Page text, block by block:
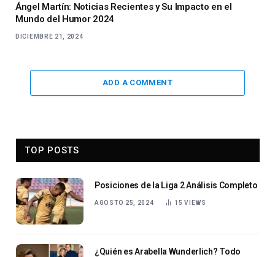
Ángel Martín: Noticias Recientes y Su Impacto en el
Mundo del Humor 2024
DICIEMBRE 21, 2024
ADD A COMMENT
TOP POSTS
Posiciones de la Liga 2 Análisis Completo
AGOSTO 25, 2024 15VIEWS
¿Quién es Arabella Wunderlich? Todo